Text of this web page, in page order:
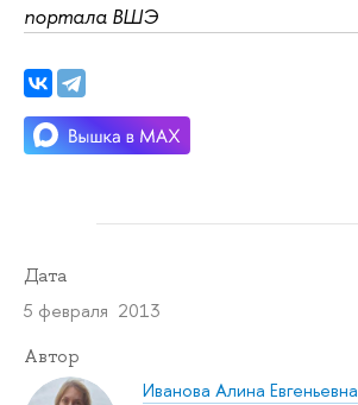
портала ВШЭ
Дата
5 февраля 2013
Автор
Иванова Алина Евгеньевна